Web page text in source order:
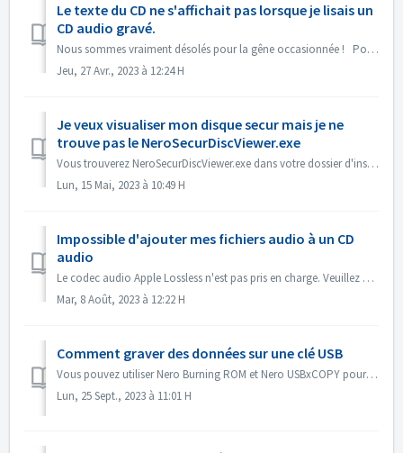
Le texte du CD ne s'affichait pas lorsque je lisais un
CD audio gravé.
Nous sommes vraiment désolés pour la gêne occasionnée ! Pourriez-vous lire le CD avec Nero MediaHome et vérifier les métadonnées ? Vos lecteurs doivent pr...
Jeu, 27 Avr., 2023 à 12:24 H
Je veux visualiser mon disque secur mais je ne
trouve pas le NeroSecurDiscViewer.exe
Vous trouverez NeroSecurDiscViewer.exe dans votre dossier d'installation, quelque chose comme : C:\NProgrammes (x86)\NNero\N 2023\NNero Burning ROM\NSec...
Lun, 15 Mai, 2023 à 10:49 H
Impossible d'ajouter mes fichiers audio à un CD
audio
Le codec audio Apple Lossless n'est pas pris en charge. Veuillez vérifier le codec audio de vos fichiers. Ou envoyez-les nous pour vérification.
Mar, 8 Août, 2023 à 12:22 H
Comment graver des données sur une clé USB
Vous pouvez utiliser Nero Burning ROM et Nero USBxCOPY pour graver des données sur des clés/cartes USB. Dans Nero Burning ROM, 'Raspberry Pi OS' et ...
Lun, 25 Sept., 2023 à 11:01 H